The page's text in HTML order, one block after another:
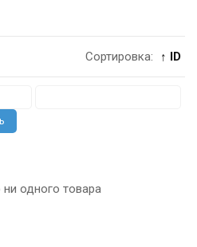
Сортировка: ↑ ID
одного товара